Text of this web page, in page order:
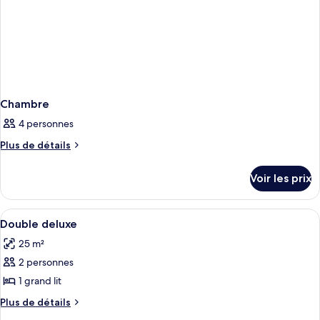
Chambre
4 personnes
Plus de détails
Plus
le
type
de
Chambre
Voir les prix
Afficher
toutes
les
photos
pour
ce
1 chambre, draps italiens Frette,
6
Double deluxe
25 m²
2 personnes
1 grand lit
Plus de détails
Plus